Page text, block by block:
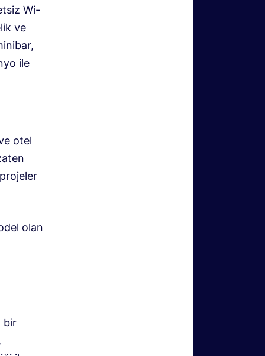
Wi-
ve
ile
otel
olan
bir